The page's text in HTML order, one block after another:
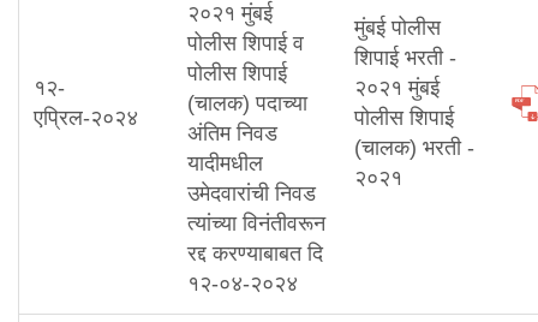
१२-
एप्रिल-२०२४
२०२१ मुंबई
पोलीस शिपाई व
पोलीस शिपाई
(चालक) पदाच्या
अंतिम निवड
यादीमधील
उमेदवारांची निवड
त्यांच्या विनंतीवरून
रद्द करण्याबाबत दि
१२-०४-२०२४
मुंबई पोलीस
शिपाई भरती -
२०२१ मुंबई
पोलीस शिपाई
(चालक) भरती -
२०२१